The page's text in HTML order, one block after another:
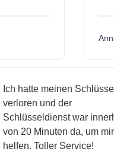
Ich hatte meinen Schlüssel
verloren und der
Schlüsseldienst war
von 20 Minuten da, um mir
helfen. Toller Service!